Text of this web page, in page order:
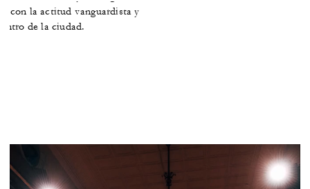
con la actitud vanguardista y
de la ciudad.